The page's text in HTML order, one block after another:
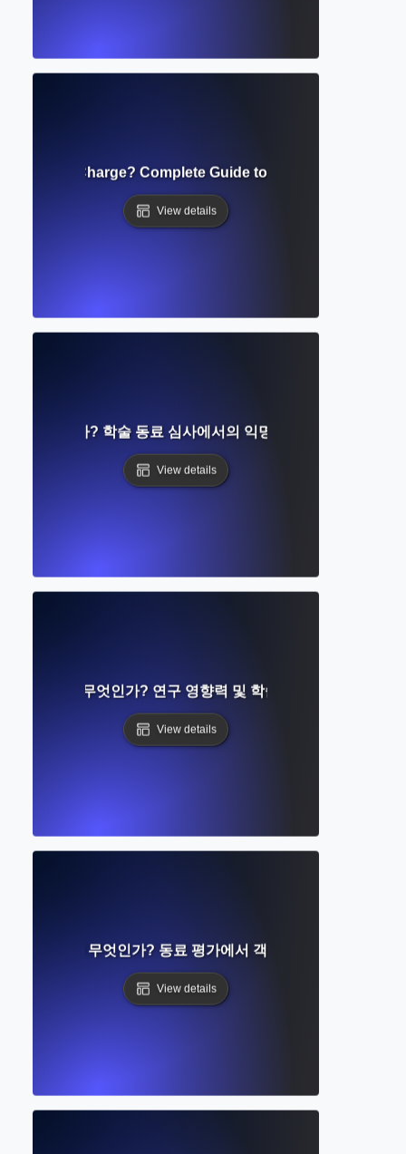
Charge? Complete Guide to Open Access
View details
란 무엇인가? 학술 동료 심사에서의 익명성과 공정성에 대한
View details
Count란 무엇인가? 연구 영향력 및 학술적 인식 이해하기
View details
인드 리뷰란 무엇인가? 동료 평가에서 객관성과 평등 보장하기
View details